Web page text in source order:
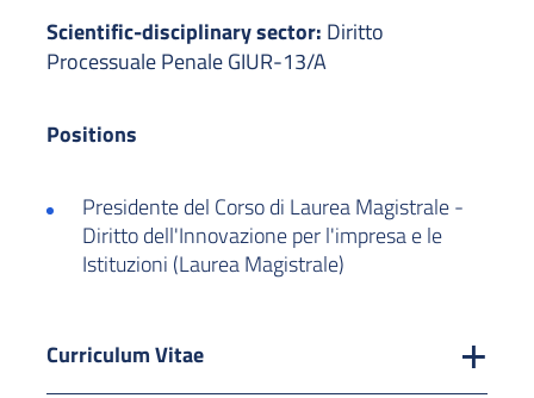
Scientific-disciplinary sector: Diritto
Processuale Penale GIUR-13/A
Positions
Presidente del Corso di Laurea Magistrale -
Diritto dell'Innovazione per l'impresa e le
Istituzioni (Laurea Magistrale)
Curriculum Vitae